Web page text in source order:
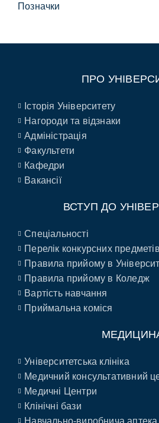
Позначки
ПРО
Історія Університету
Нагороди та відзнаки
Адміністрація
Факультети
Кафедри
Вакансії
ВСТУП ДО
Спеціальності
Перелік конкурсних предметів
Правила прийому в
Правила прийому в Коледж
Вартість навчання
Приймальна коміся
Університетська клініка
Медичний консультативний
Медичні Центри
Клінічні бази
Навчально-виробнича аптека